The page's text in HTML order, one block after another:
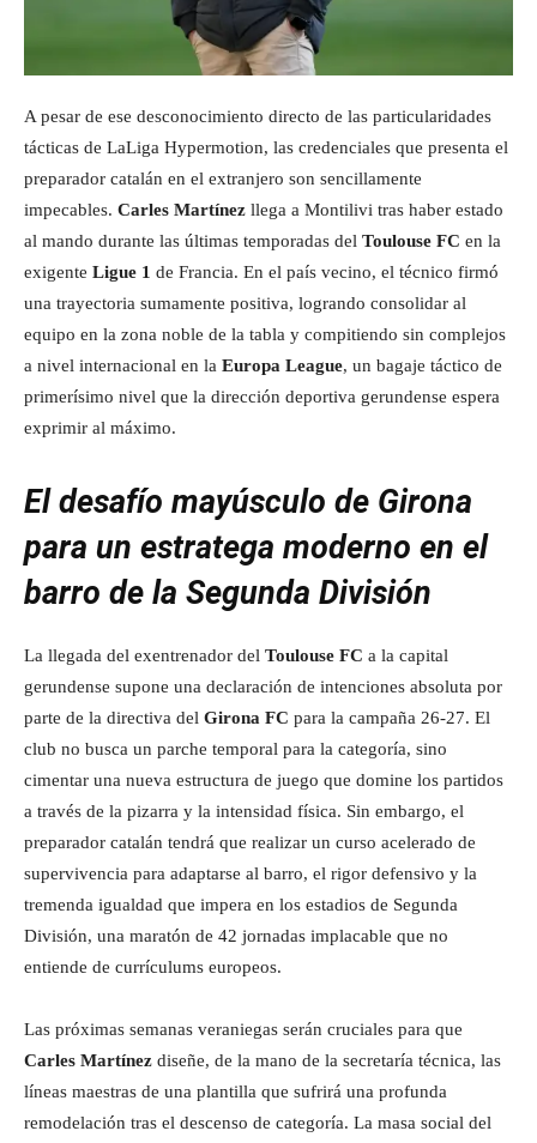
A pesar de ese desconocimiento directo de las particularidades
tácticas de LaLiga Hypermotion, las credenciales que presenta el
preparador catalán en el extranjero son sencillamente
impecables. Carles Martínez llega a Montilivi tras haber estado
al mando durante las últimas temporadas del Toulouse FC en la
exigente Ligue 1 de Francia. En el país vecino, el técnico firmó
una trayectoria sumamente positiva, logrando consolidar al
equipo en la zona noble de la tabla y compitiendo sin complejos
a nivel internacional en la Europa League, un bagaje táctico de
primerísimo nivel que la dirección deportiva gerundense espera
exprimir al máximo.
El desafío mayúsculo de Girona
para un estratega moderno en el
barro de la Segunda División
La llegada del exentrenador del Toulouse FC a la capital
gerundense supone una declaración de intenciones absoluta por
parte de la directiva del Girona FC para la campaña 26-27. El
club no busca un parche temporal para la categoría, sino
cimentar una nueva estructura de juego que domine los partidos
a través de la pizarra y la intensidad física. Sin embargo, el
preparador catalán tendrá que realizar un curso acelerado de
supervivencia para adaptarse al barro, el rigor defensivo y la
tremenda igualdad que impera en los estadios de Segunda
División, una maratón de 42 jornadas implacable que no
entiende de currículums europeos.
Las próximas semanas veraniegas serán cruciales para que
Carles Martínez diseñe, de la mano de la secretaría técnica, las
líneas maestras de una plantilla que sufrirá una profunda
remodelación tras el descenso de categoría. La masa social del